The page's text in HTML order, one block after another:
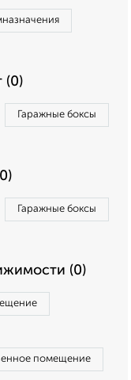
(0)
Гаражные боксы
Гаражные боксы
(0)
помещение